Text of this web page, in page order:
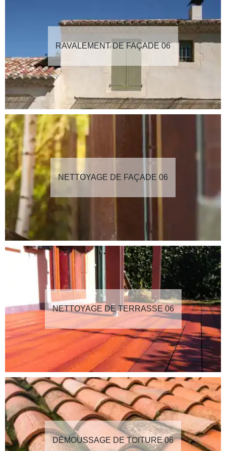
RAVALEMENT DE FAÇADE 06
NETTOYAGE DE FAÇADE 06
NETTOYAGE DE TERRASSE 06
DÉMOUSSAGE DE TOITURE 06